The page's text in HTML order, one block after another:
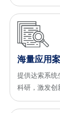
海量应用
提供达索系统
科研，激发创